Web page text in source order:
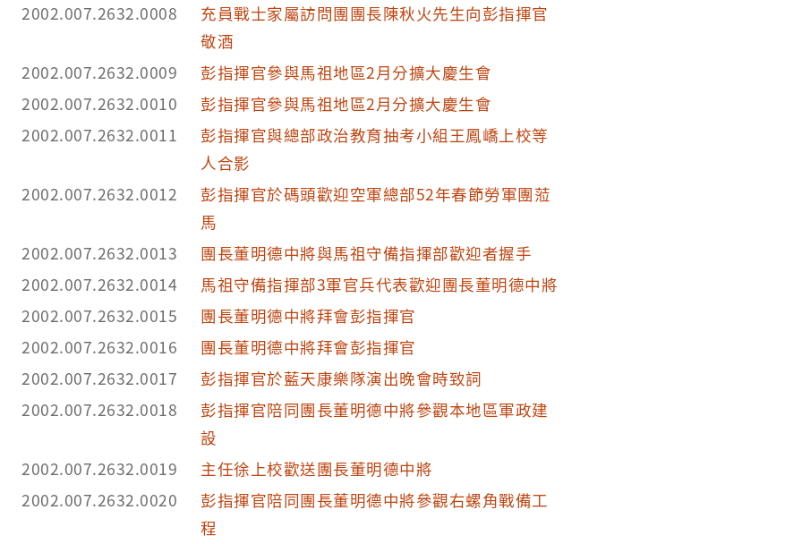
2002.007.2632.0008
充員戰士家屬訪問團團長陳秋火先生向彭指揮官
敬酒
2002.007.2632.0009
彭指揮官參與馬祖地區2月分擴大慶生會
2002.007.2632.0010
彭指揮官參與馬祖地區2月分擴大慶生會
2002.007.2632.0011
彭指揮官與總部政治教育抽考小組王鳳嶠上校等
人合影
2002.007.2632.0012
彭指揮官於碼頭歡迎空軍總部52年春節勞軍團蒞
馬
2002.007.2632.0013
團長董明德中將與馬祖守備指揮部歡迎者握手
2002.007.2632.0014
馬祖守備指揮部3軍官兵代表歡迎團長董明德中將
2002.007.2632.0015
團長董明德中將拜會彭指揮官
2002.007.2632.0016
團長董明德中將拜會彭指揮官
2002.007.2632.0017
彭指揮官於藍天康樂隊演出晚會時致詞
2002.007.2632.0018
彭指揮官陪同團長董明德中將參觀本地區軍政建
設
2002.007.2632.0019
主任徐上校歡送團長董明德中將
2002.007.2632.0020
彭指揮官陪同團長董明德中將參觀右螺角戰備工
程